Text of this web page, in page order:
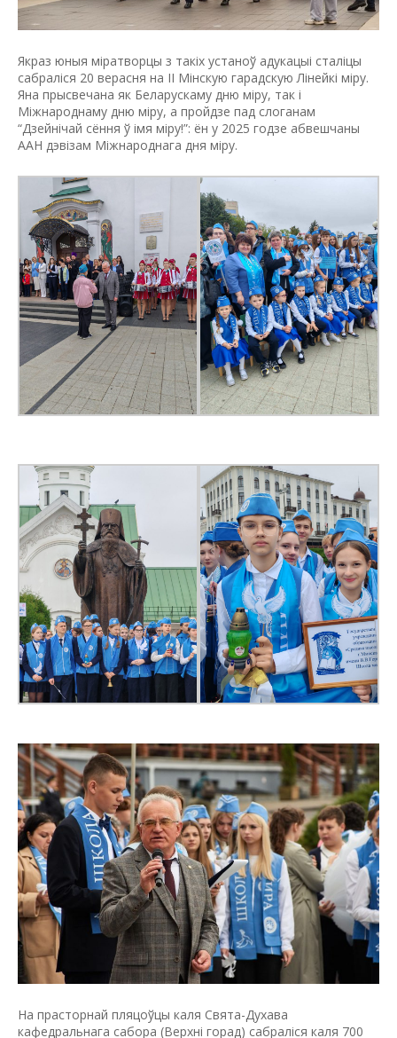
Якраз юныя міратворцы з такіх устаноў адукацыі сталіцы
сабраліся 20 верасня на II Мінскую гарадскую Лінейкі міру.
Яна прысвечана як Беларускаму дню міру, так і
Міжнароднаму дню міру, а пройдзе пад слоганам
“Дзейнічай сёння ў імя міру!”: ён у 2025 годзе абвешчаны
ААН дэвізам Міжнароднага дня міру.
На прасторнай пляцоўцы каля Свята-Духава
кафедральнага сабора (Верхні горад) сабраліся каля 700